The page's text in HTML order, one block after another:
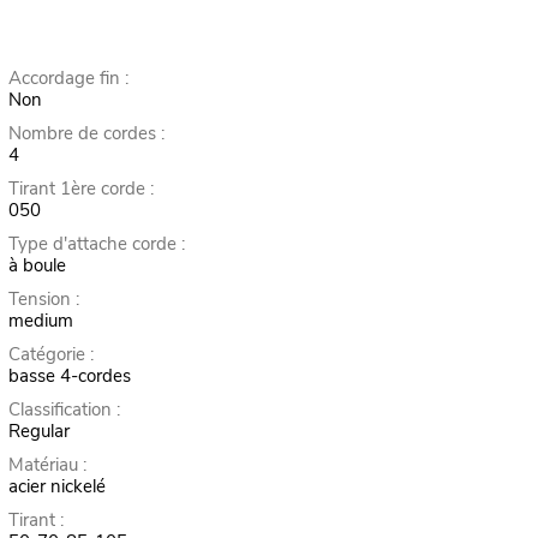
Accordage fin :
Non
Nombre de cordes :
4
Tirant 1ère corde :
050
Type d'attache corde :
à boule
Tension :
medium
Catégorie :
basse 4-cordes
Classification :
Regular
Matériau :
acier nickelé
Tirant :